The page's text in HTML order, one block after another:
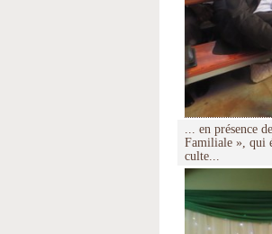
... en présence
Familiale », qui
culte...